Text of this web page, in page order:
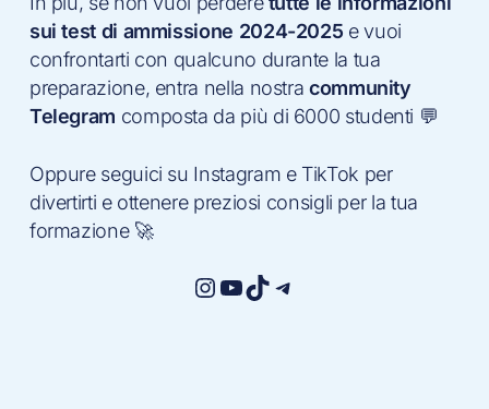
sui test di ammissione 2024-2025 e vuoi
confrontarti con qualcuno durante la tua
preparazione, entra nella nostra community
Telegram composta da più di 6000 studenti 💬
Oppure seguici su Instagram e TikTok per
divertirti e ottenere preziosi consigli per la tua
formazione 🚀
Instagram
YouTube
TikTok
Telegram